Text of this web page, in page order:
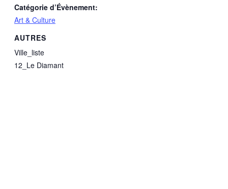
Catégorie d’Évènement:
Art & Culture
AUTRES
Ville_liste
12_Le Diamant